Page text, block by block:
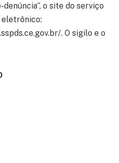
o site do serviço
eletrônico:
. O sigilo e o